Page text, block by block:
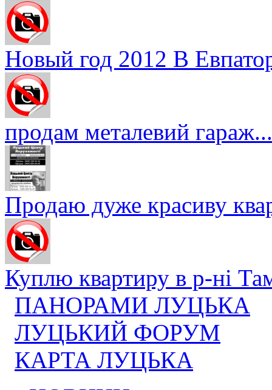
Новый год 2012 В
продам металевий гараж...
Продаю дуже красиву
Куплю квартиру в р-ні
ПАНОРАМИ ЛУЦЬКА
ЛУЦЬКИЙ ФОРУМ
КАРТА ЛУЦЬКА